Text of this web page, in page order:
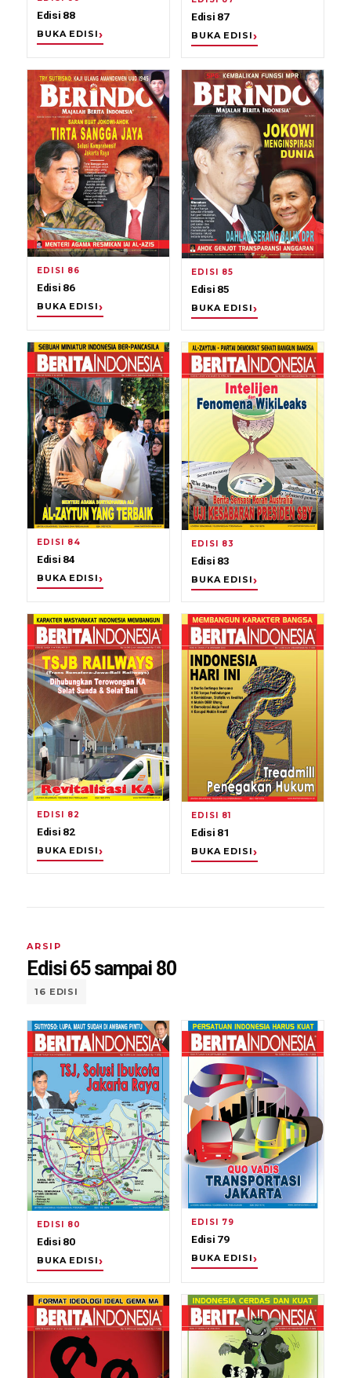
Edisi 88
BUKA EDISI
Edisi 87
BUKA EDISI
EDISI 86
Edisi 86
BUKA EDISI
EDISI 85
Edisi 85
BUKA EDISI
EDISI 84
Edisi 84
BUKA EDISI
EDISI 83
Edisi 83
BUKA EDISI
EDISI 82
Edisi 82
BUKA EDISI
EDISI 81
Edisi 81
BUKA EDISI
ARSIP
Edisi 65 sampai 80
16 EDISI
EDISI 80
Edisi 80
BUKA EDISI
EDISI 79
Edisi 79
BUKA EDISI